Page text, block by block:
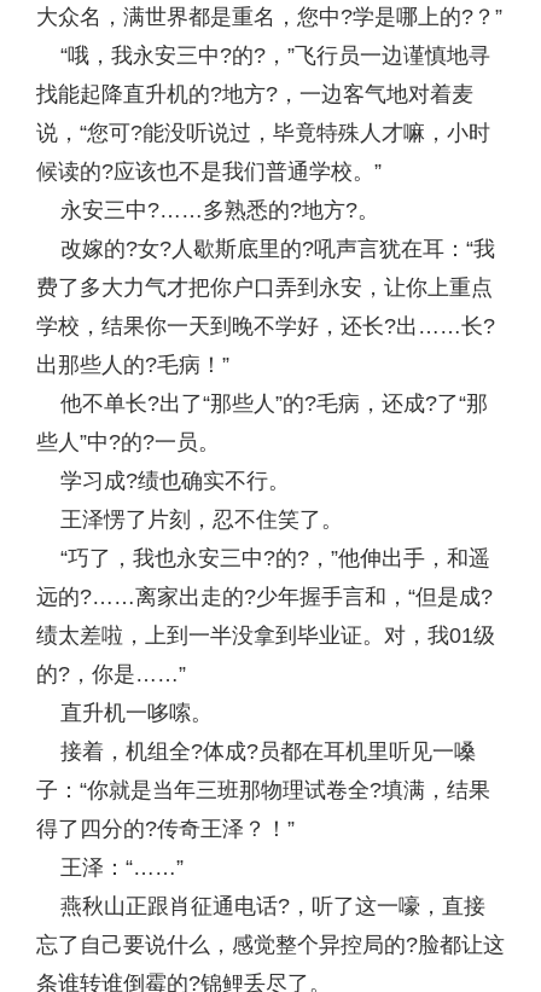
大众名，满世界都是重名，您中?学是哪上的?？”
“哦，我永安三中?的?，”飞行员一边谨慎地寻
找能起降直升机的?地方?，一边客气地对着麦
说，“您可?能没听说过，毕竟特殊人才嘛，小时
候读的?应该也不是我们普通学校。”
永安三中?……多熟悉的?地方?。
改嫁的?女?人歇斯底里的?吼声言犹在耳：“我
费了多大力气才把你户口弄到永安，让你上重点
学校，结果你一天到晚不学好，还长?出……长?
出那些人的?毛病！”
他不单长?出了“那些人”的?毛病，还成?了“那
些人”中?的?一员。
学习成?绩也确实不行。
王泽愣了片刻，忍不住笑了。
“巧了，我也永安三中?的?，”他伸出手，和遥
远的?……离家出走的?少年握手言和，“但是成?
绩太差啦，上到一半没拿到毕业证。对，我01级
的?，你是……”
直升机一哆嗦。
接着，机组全?体成?员都在耳机里听见一嗓
子：“你就是当年三班那物理试卷全?填满，结果
得了四分的?传奇王泽？！”
王泽：“……”
燕秋山正跟肖征通电话?，听了这一嚎，直接
忘了自己要说什么，感觉整个异控局的?脸都让这
条谁转谁倒霉的?锦鲤丢尽了。